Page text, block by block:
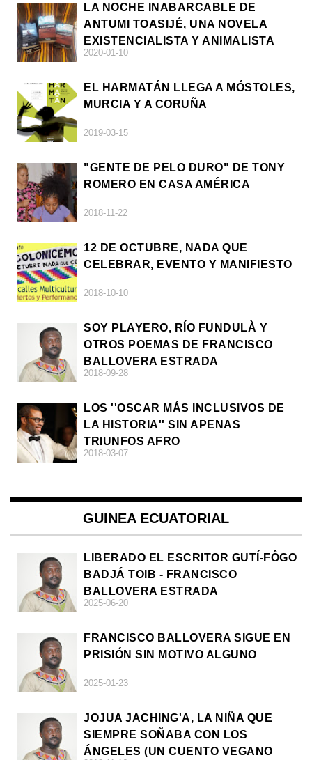
LA NOCHE INABARCABLE DE
ANTUMI TOASIJÉ, UNA NOVELA
EXISTENCIALISTA Y ANIMALISTA
2020-01-10
EL HARMATÁN LLEGA A MÓSTOLES,
MURCIA Y A CORUÑA
2019-03-15
"GENTE DE PELO DURO" DE TONY
ROMERO EN CASA AMÉRICA
2018-11-22
12 DE OCTUBRE, NADA QUE
CELEBRAR, EVENTO Y MANIFIESTO
2018-10-10
SOY PLAYERO, RÍO FUNDULÀ Y
OTROS POEMAS DE FRANCISCO
BALLOVERA ESTRADA
2018-09-28
LOS ''OSCAR MÁS INCLUSIVOS DE
LA HISTORIA'' SIN APENAS
TRIUNFOS AFRO
2018-03-07
GUINEA ECUATORIAL
LIBERADO EL ESCRITOR GUTÍ-FÔGO
BADJÁ TOIB - FRANCISCO
BALLOVERA ESTRADA
2025-06-20
FRANCISCO BALLOVERA SIGUE EN
PRISIÓN SIN MOTIVO ALGUNO
2025-01-23
JOJUA JACHING'A, LA NIÑA QUE
SIEMPRE SOÑABA CON LOS
ÁNGELES (UN CUENTO VEGANO